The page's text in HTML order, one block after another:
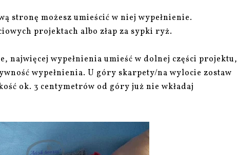
stronę możesz umieścić w niej wypełnienie.
projektach albo złap za sypki ryż.
najwięcej wypełnienia umieść w dolnej części projektu,
wypełnienia. U góry skarpety/na wylocie zostaw
ok. 3 centymetrów od góry już nie wkładaj